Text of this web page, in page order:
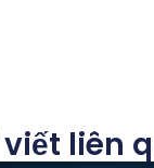
viết liên